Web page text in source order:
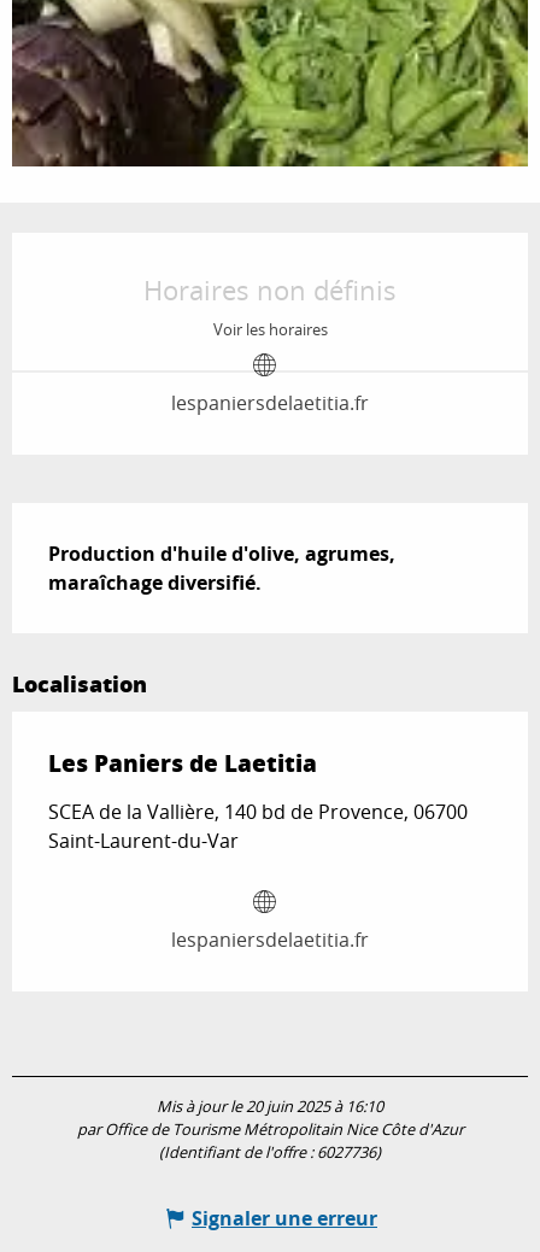
Horaires non définis
Voir les horaires
lespaniersdelaetitia.fr
Production d'huile d'olive, agrumes,
maraîchage diversifié.
Localisation
Les Paniers de Laetitia
SCEA de la Vallière, 140 bd de Provence, 06700
Saint-Laurent-du-Var
lespaniersdelaetitia.fr
Mis à jour le 20 juin 2025 à 16:10
par Office de Tourisme Métropolitain Nice Côte d'Azur
(Identifiant de l'offre :6027736)
Signaler une erreur